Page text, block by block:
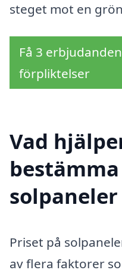
steget mot en
Få 3
förpliktelser
Vad
Priset på
av flera faktorer